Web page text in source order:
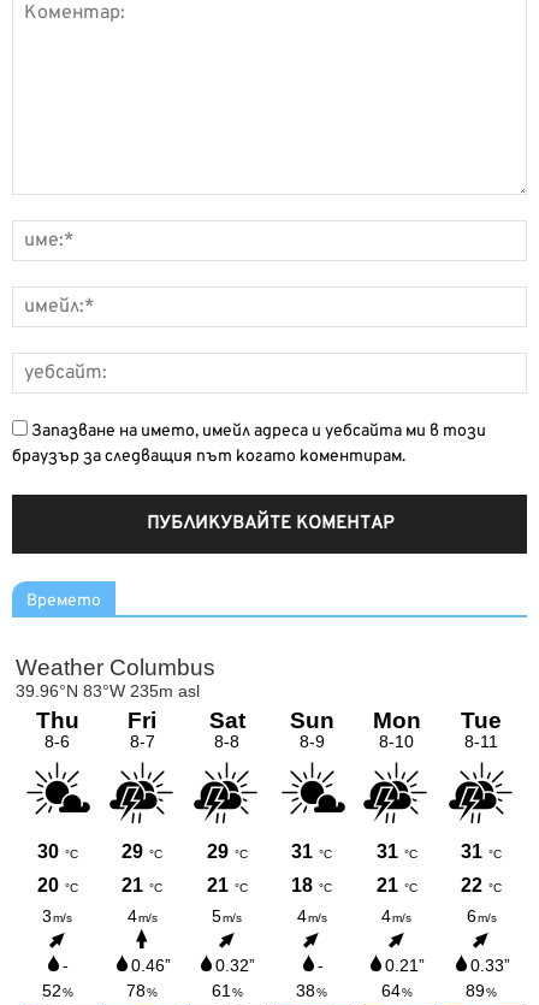
Запазване на името, имейл адреса и уебсайта ми в този
браузър за следващия път когато коментирам.
Времето